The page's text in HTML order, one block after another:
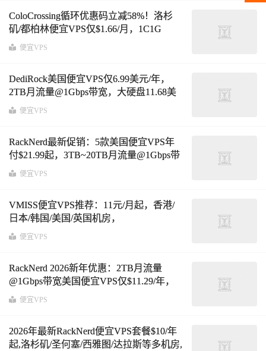
ColoCrossing循环优惠码立减58%！洛杉
矶/都柏林便宜VPS仅$1.66/月，1C1G
25GB SSD，20TB流量@1Gbps带宽
便宜VPS
DediRock美国便宜VPS仅6.99美元/年，
2TB月流量@1Gbps带宽，大硬盘11.68美
元/年，独服59美元/月，洛杉矶/纽约机房
便宜VPS
RackNerd最新促销：5款美国便宜VPS年
付$21.99起，3TB~20TB月流量@1Gbps带
宽，纽约/洛杉矶/芝加哥/达拉斯/西雅图/圣
便宜VPS
VMISS便宜VPS推荐：11元/月起，香港/
日本/韩国/美国/英国机房，
CN2/CUII/CMIN2/AS4837优化线路，附真
便宜VPS
RackNerd 2026新年优惠：2TB月流量
@1Gbps带宽美国便宜VPS仅$11.29/年，
32G内存独服$64.95/月，多机房可选支持
便宜VPS
2026年最新RackNerd便宜VPS套餐$10/年
起,洛杉矶/圣何塞/西雅图/达拉斯等多机房,